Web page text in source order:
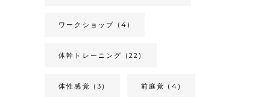
ワークショップ (4)
体幹トレーニング (22)
体性感覚 (3) 前庭覚 (4)